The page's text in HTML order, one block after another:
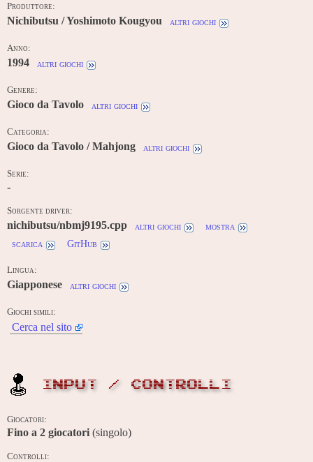
Produttore:
Nichibutsu / Yoshimoto Kougyou altri giochi
Anno:
1994 altri giochi
Genere:
Gioco da Tavolo altri giochi
Categoria:
Gioco da Tavolo / Mahjong altri giochi
Serie:
-
Sorgente driver:
nichibutsu/nbmj9195.cpp altri giochi
mostra
scarica
GitHub
Lingua:
Giapponese altri giochi
Giochi simili:
Cerca nel sito
INPUT / CONTROLLI
Giocatori:
Fino a 2 giocatori (singolo)
Controlli: